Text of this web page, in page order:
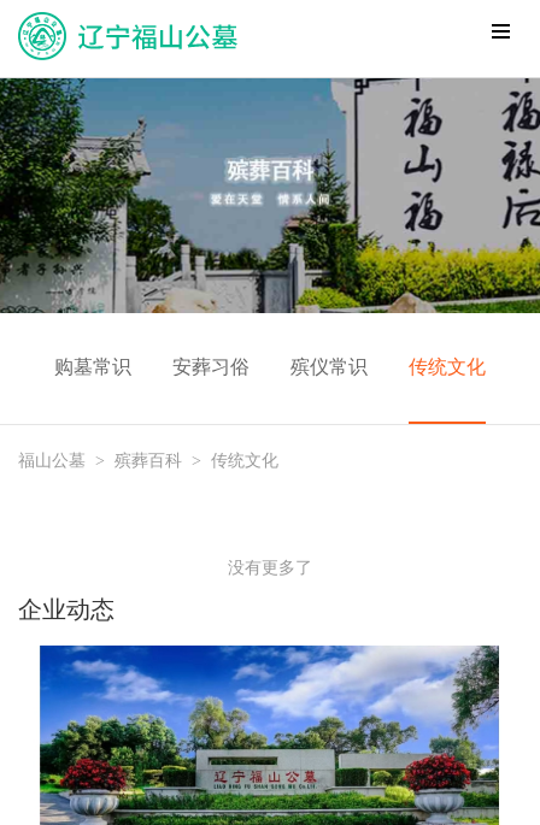
购墓常识 安葬习俗 殡仪常识 传统文化
福山公墓 > 殡葬百科 > 传统文化
没有更多了
企业动态